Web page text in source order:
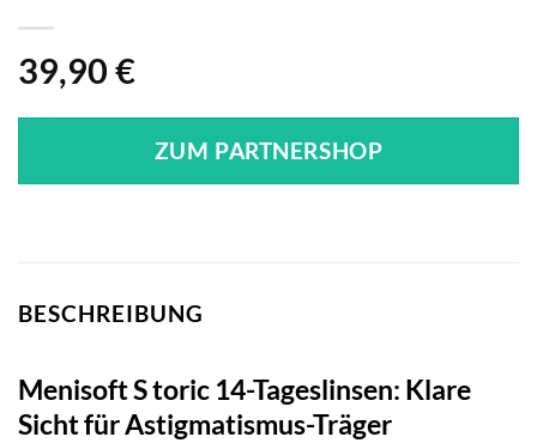
39,90 €
ZUM PARTNERSHOP
BESCHREIBUNG
Menisoft S toric 14-Tageslinsen: Klare
Sicht für Astigmatismus-Träger